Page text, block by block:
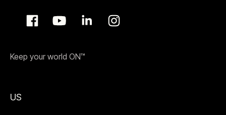
Keep your world ON™
US